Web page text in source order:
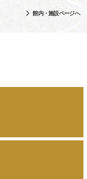
館内・施設ページへ